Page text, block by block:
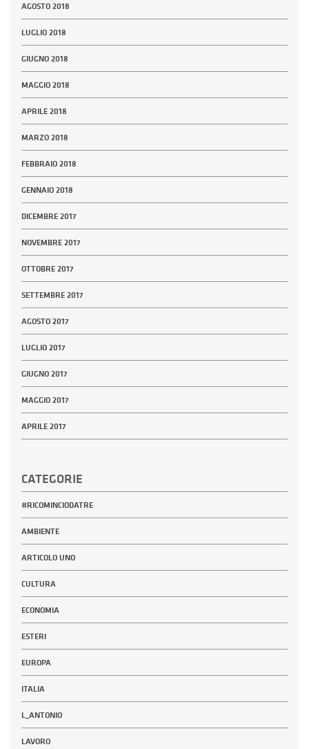
AGOSTO 2018
LUGLIO 2018
GIUGNO 2018
MAGGIO 2018
APRILE 2018
MARZO 2018
FEBBRAIO 2018
GENNAIO 2018
DICEMBRE 2017
NOVEMBRE 2017
OTTOBRE 2017
SETTEMBRE 2017
AGOSTO 2017
LUGLIO 2017
GIUGNO 2017
MAGGIO 2017
APRILE 2017
CATEGORIE
#RICOMINCIODATRE
AMBIENTE
ARTICOLO UNO
CULTURA
ECONOMIA
ESTERI
EUROPA
ITALIA
L_ANTONIO
LAVORO